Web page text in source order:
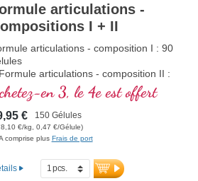
articulations -
I + II
articulations - composition I : 90
articulations - composition II :
gélules
en 3, le 4e est offert
€ 150 Gélules
€/kg, 0,47 €/Gélule)
comprise plus Frais de port